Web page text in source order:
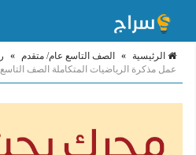
الرئيسية » الصف التاسع عام/ متقدم »
عمل مذكرة الرياضيات المتكاملة الصف